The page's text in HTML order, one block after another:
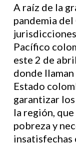
A raíz de la
pandemia
Pacífico
este 2 de
donde
Estado
garantizar
la región,
pobreza y
insatisfechas